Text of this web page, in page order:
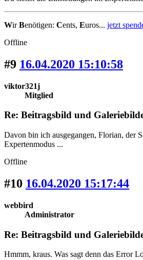
WirBenötigen: Cents, Euros... jetzt
Offline
#9 16.04.2020 15:10:58
viktor321j
Mitglied
Re: Beitragsbild und
Davon bin ich ausgegangen, Florian, der
Expertenmodus ...
Offline
#10 16.04.2020 15:17:44
webbird
Administrator
Re: Beitragsbild und
Hmmm, kraus. Was sagt denn das Error